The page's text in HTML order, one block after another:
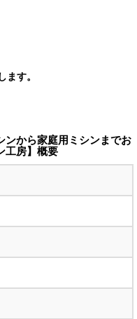
す。
ンから家庭用ミシンまでお
工房】概要